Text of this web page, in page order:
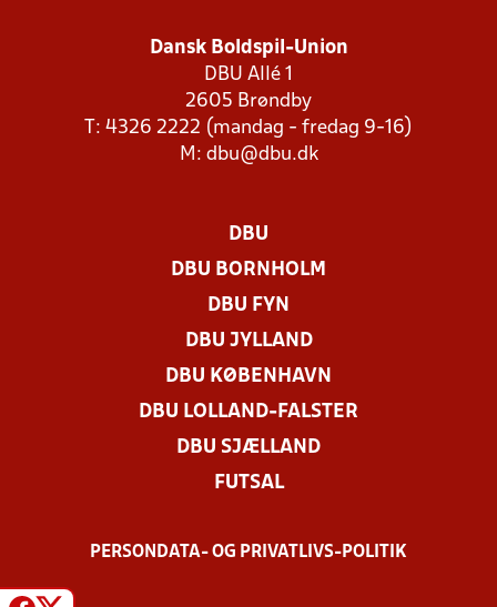
Dansk Boldspil-Union
DBU Allé 1
2605 Brøndby
T: 4326 2222 (mandag - fredag 9-16)
M: dbu@dbu.dk
DBU
DBU BORNHOLM
DBU FYN
DBU JYLLAND
DBU KØBENHAVN
DBU LOLLAND-FALSTER
DBU SJÆLLAND
FUTSAL
PERSONDATA- OG PRIVATLIVS-POLITIK